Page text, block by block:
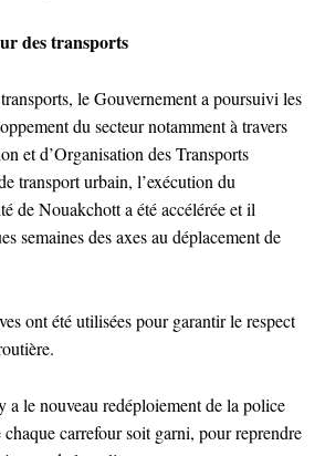
des transports
le Gouvernement a poursuivi les
du secteur notamment à travers
et d’Organisation des Transports
transport urbain, l’exécution du
de Nouakchott a été accélérée et il
semaines des axes au déplacement de
ont été utilisées pour garantir le respect
a le nouveau redéploiement de la police
carrefour soit garni, pour reprendre